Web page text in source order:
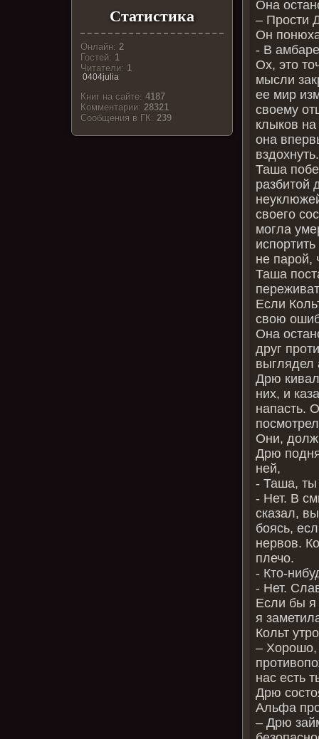
Статистика
Онлайн:2
Гостей: 1
Читатели: 1
0404julia
Книг на сайте:4187
Комментарии:28321
Cообщения в ГК:239
Она
– Прости
Он
- В
Ох, это
мысли
ее мир
своему
клыков
она
вздохнуть.
Таша
разбитой
своего
могла
не парой,
Таша
Если
свою
Она
друг
выглядел
Дрю
них, и
напасть.
Они,
Дрю
ней,
- Таша, ты
- Нет. В
сказал,
боясь,
нервов.
плечо.
- Кто-
- Нет.
Если бы я
я
Кольт
– Хорошо,
нас есть
Дрю
Альфа
– Дрю